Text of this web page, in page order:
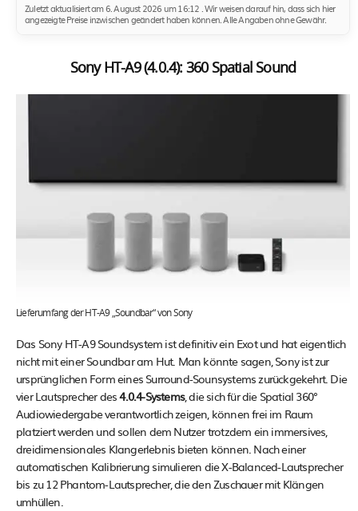
Zuletzt aktualisiert am 6. August 2026 um 16:12 . Wir weisen darauf hin, dass sich hier
angezeigte Preise inzwischen geändert haben können. Alle Angaben ohne Gewähr.
Sony HT-A9 (4.0.4): 360 Spatial Sound
Lieferumfang der HT-A9 „Soundbar“ von Sony
Das Sony HT-A9 Soundsystem ist definitiv ein Exot und hat eigentlich
nicht mit einer Soundbar am Hut. Man könnte sagen, Sony ist zur
ursprünglichen Form eines Surround-Sounsystems zurückgekehrt. Die
vier Lautsprecher des4.0.4-Systems, die sich für die Spatial 360°
Audiowiedergabe verantwortlich zeigen, können frei im Raum
platziert werden und sollen dem Nutzer trotzdem ein immersives,
dreidimensionales Klangerlebnis bieten können. Nach einer
automatischen Kalibrierung simulieren die X-Balanced-Lautsprecher
bis zu 12 Phantom-Lautsprecher, die den Zuschauer mit Klängen
umhüllen.